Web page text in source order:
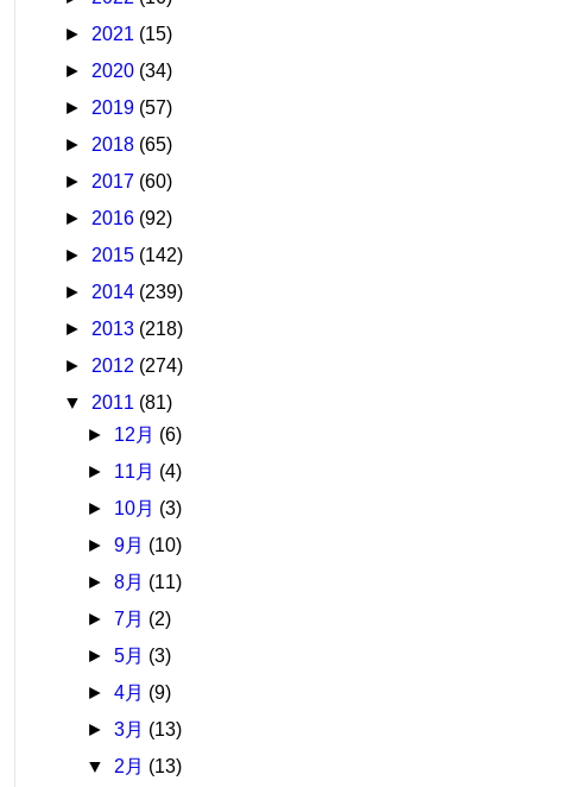
► 2021 (15)
► 2020 (34)
► 2019 (57)
► 2018 (65)
► 2017 (60)
► 2016 (92)
► 2015 (142)
► 2014 (239)
► 2013 (218)
► 2012 (274)
▼ 2011 (81)
► 12月 (6)
► 11月 (4)
► 10月 (3)
►9月 (10)
►8月 (11)
►7月 (2)
►5月 (3)
►4月 (9)
►3月 (13)
▼ 2月 (13)